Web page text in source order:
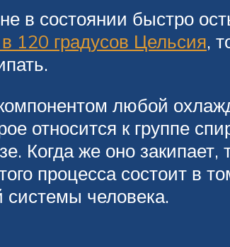
в состоянии быстро
120 градусов Цельсия,
любой
относится к группе
Когда же оно
процесса состоит
системы человека.